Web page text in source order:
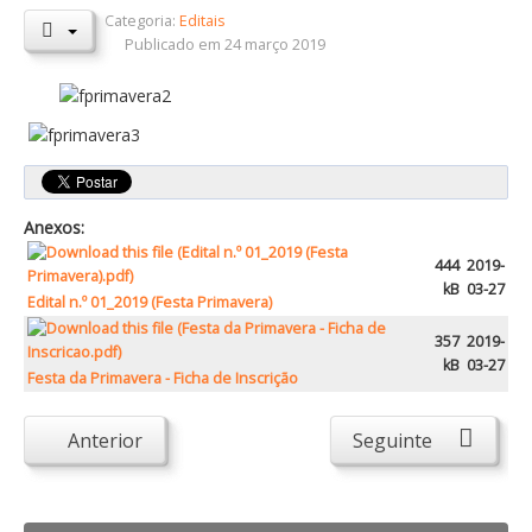
Orçamentos / PPI / PPA
Prestação de Contas
DESTAQUES
Eventos
Notícias
Sondagens
ZêzereTV
SERVIÇOS
A Minha Rua
Abastecimento de Água
Roturas e Leituras
Categoria:Editais
Publicado em 24 março 2019
Anexos:
Edital n.º 01_2019 (Festa Primavera)
444
kB
2019-
03-27
Festa da Primavera - Ficha de Inscrição
357
kB
2019-
03-27
Anterior Seguinte